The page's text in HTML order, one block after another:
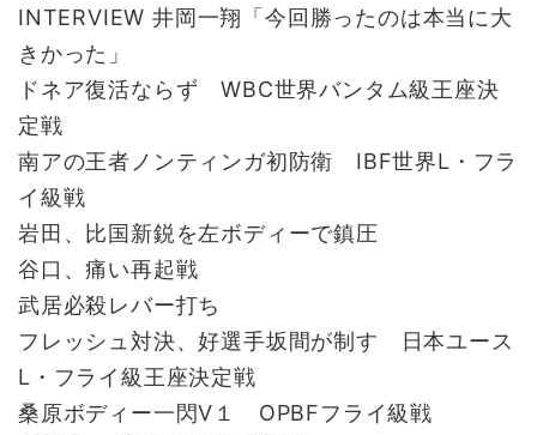
INTERVIEW 井岡一翔「今回勝ったのは本当に大
きかった」
ドネア復活ならず WBC世界バンタム級王座決
定戦
南アの王者ノンティンガ初防衛 IBF世界L・フラ
イ級戦
岩田、比国新鋭を左ボディーで鎮圧
谷口、痛い再起戦
武居必殺レバー打ち
フレッシュ対決、好選手坂間が制す 日本ユース
L・フライ級王座決定戦
桑原ボディー一閃V１ OPBFフライ級戦